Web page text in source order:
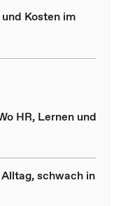
Kosten im
HR, Lernen und
schwach in